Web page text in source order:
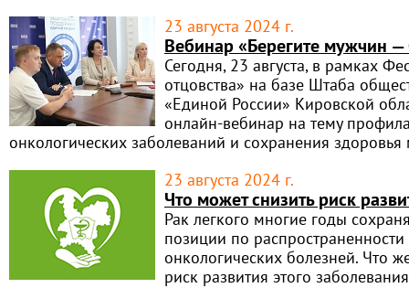
23 августа 2024 г.
Вебинар «Берегите мужчин
Сегодня, 23 августа, в рамках
отцовства» на базе Штаба
«Единой России» Кировской
онлайн-вебинар на тему
онкологических заболеваний и сохранения
23 августа 2024 г.
Что может снизить риск
Рак легкого многие годы
позиции по
онкологических болезней. Что
риск развития этого